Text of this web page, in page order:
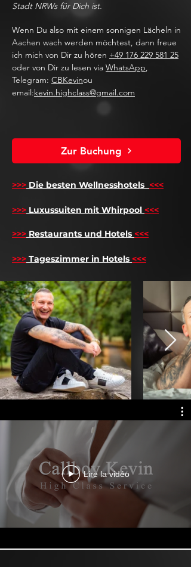
Stadt NRWs für Dich ist.
Wenn Du also mit einem sonnigen Lächeln in
Aachen wach werden möchtest, dann freue
ich mich von Dir zu hören +49 176 229 581 25
oder von Dir zu lesen via WhatsApp,
Telegram: CBKevinou
email:kevin.highclass@gmail.com
Zur Buchung
>>> Die besten Wellnesshotels <<<
>>> Luxussuiten mit Whirpool <<<
>>> Restaurants und Hotels <<<
>>> Tageszimmer in Hotels <<<
Lire la vidéo